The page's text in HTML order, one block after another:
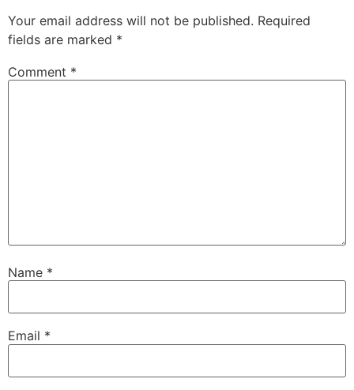
Your email address will not be published. Required
fields are marked *
Comment *
Name *
Email *